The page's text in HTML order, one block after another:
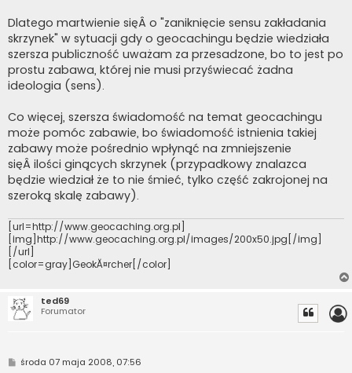
Dlatego martwienie sięÂ o "zaniknięcie sensu zakładania
skrzynek" w sytuacji gdy o geocachingu będzie wiedziała
szersza publiczność uważam za przesadzone, bo to jest po
prostu zabawa, której nie musi przyświecać żadna
ideologia (sens).
Co więcej, szersza świadomość na temat geocachingu
może pomóc zabawie, bo świadomość istnienia takiej
zabawy może pośrednio wpłynąć na zmniejszenie
sięÂ ilości ginących skrzynek (przypadkowy znalazca
będzie wiedział że to nie śmieć, tylko część zakrojonej na
szeroką skalę zabawy).
[url=http://www.geocaching.org.pl]
[img]http://www.geocaching.org.pl/images/200x50.jpg[/img]
[/url]
[color=gray]GeokĂ¤rcher[/color]
ted69
Forumator
Pśroda 07 maja 2008, 07:56